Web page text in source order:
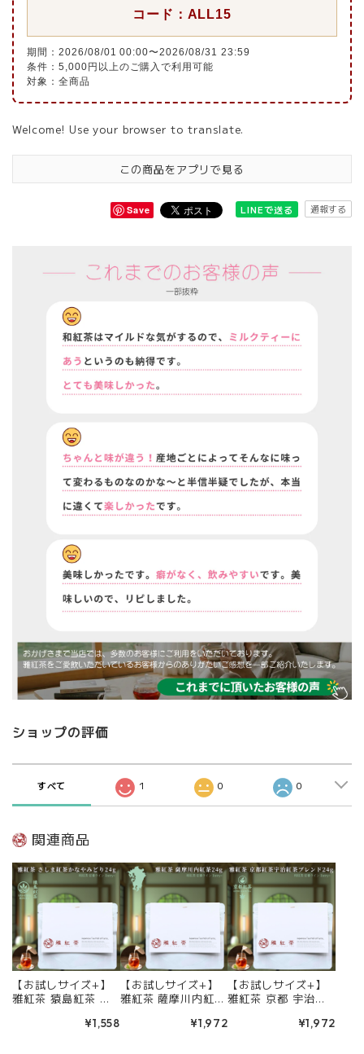
コード：ALL15
期間：2026/08/01 00:00〜2026/08/31 23:59
条件：5,000円以上のご購入で利用可能
対象：全商品
Welcome! Use your browser to translate.
この商品をアプリで見る
Save LINEで送る 通報する
ショップの評価
すべて 1 0 0
関連商品
【お試しサイズ+】
雅紅茶 猿島紅茶 か
産和紅茶 リーフ¥1,558
【お試しサイズ+】
雅紅茶 薩摩川内紅茶
リーフティー ミルク
¥1,972
【お試しサイズ+】
雅紅茶 京都 宇治紅
産和紅茶 リーフ¥1,972